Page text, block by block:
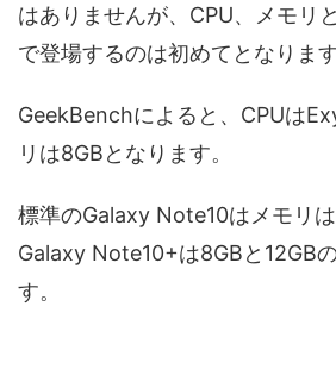
はありませんが、CPU、メモリ
で登場するのは初めてとなります
GeekBenchによると、CPUは
リは8GBとなります。
標準のGalaxy Note10はメモリは
Galaxy Note10+は8GBと12GB
す。